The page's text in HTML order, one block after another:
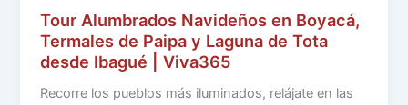
Tour Alumbrados Navideños en Boyacá,
Termales de Paipa y Laguna de Tota
desde Ibagué | Viva365
Recorre los pueblos más iluminados, relájate en las